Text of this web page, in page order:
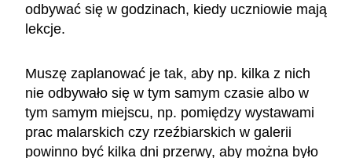
odbywać się w godzinach, kiedy uczniowie mają
lekcje.
Muszę zaplanować je tak, aby np. kilka z nich
nie odbywało się w tym samym czasie albo w
tym samym miejscu, np. pomiędzy wystawami
prac malarskich czy rzeźbiarskich w galerii
powinno być kilka dni przerwy, aby można było